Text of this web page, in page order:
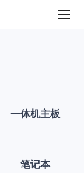
一体机主板
笔记本